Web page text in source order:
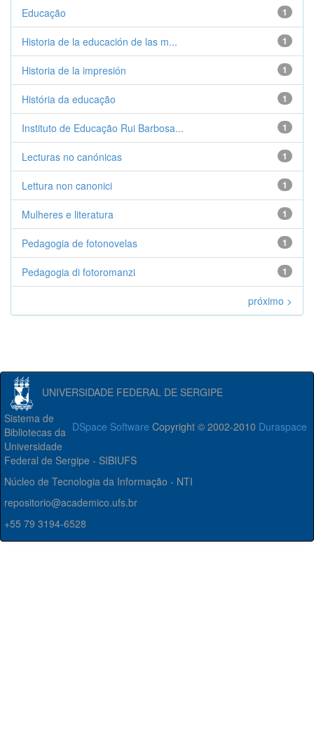
1
Educação
1
Historia de la educación de las m...
1
Historia de la impresión
1
História da educação
1
Instituto de Educação Rui Barbosa...
1
Lecturas no canónicas
1
Lettura non canonici
1
Mulheres e literatura
1
Pedagogia de fotonovelas
1
Pedagogia di fotoromanzi
próximo >
UNIVERSIDADE FEDERAL DE SERGIPE
DSpace Software Copyright © 2002-2010 Duraspace
Sistema de
Bibliotecas da
Universidade
Federal de Sergipe - SIBIUFS
Núcleo de Tecnologia da Informação - NTI
repositorio@academico.ufs.br
+55 79 3194-6528